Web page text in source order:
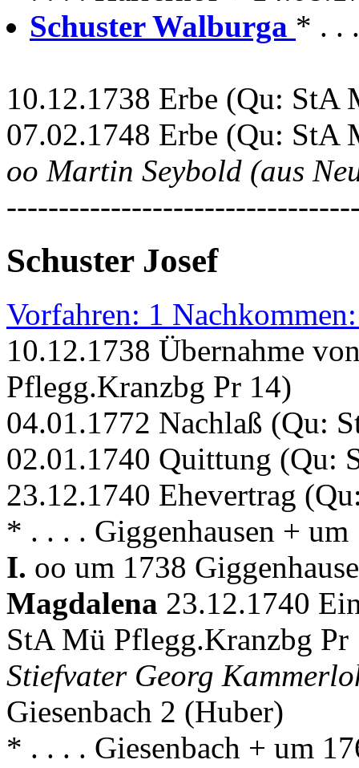
Schuster Walburga * . .
10.12.1738 Erbe (Qu: StA
07.02.1748 Erbe (Qu: StA
oo Martin Seybold (aus
Schuster Josef
Vorfahren: 1
10.12.1738 Übernahme
Pflegg.Kranzbg Pr 14)
04.01.1772 Nachlaß (Qu:
02.01.1740 Quittung (Qu:
23.12.1740 Ehevertrag
* . . . . Giggenhausen + um
I. oo um 1738
Magdalena 23.12.1740
StA Mü Pflegg.Kranzbg Pr
Stiefvater Georg
Giesenbach 2 (Huber)
* . . . . Giesenbach + um